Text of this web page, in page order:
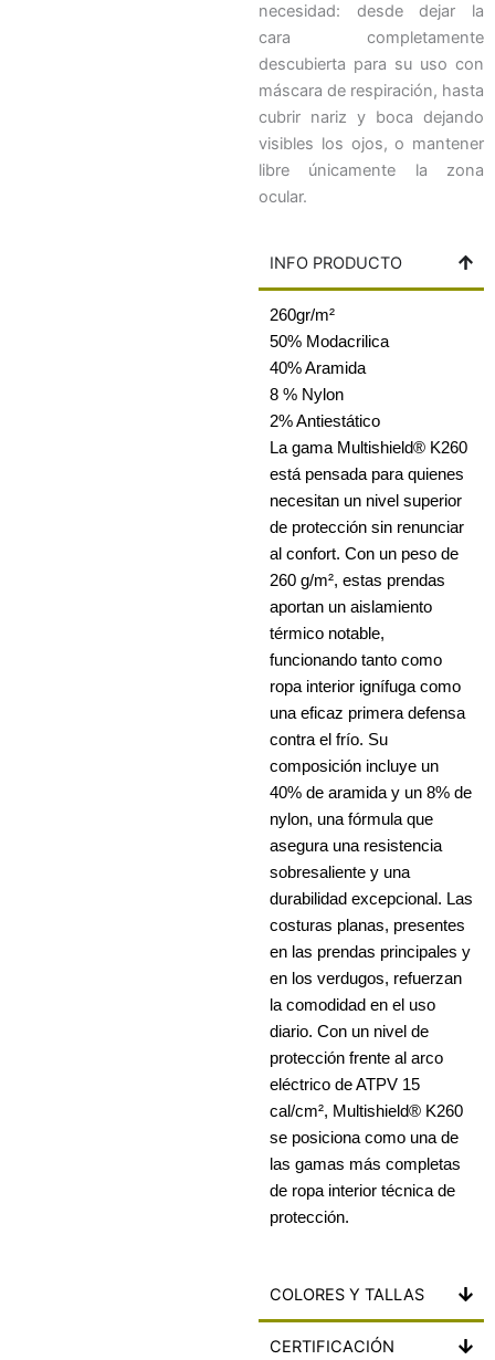
necesidad: desde dejar la
cara completamente
descubierta para su uso con
máscara de respiración, hasta
cubrir nariz y boca dejando
visibles los ojos, o mantener
libre únicamente la zona
ocular.
INFO PRODUCTO
260gr/m²
50% Modacrilica
40% Aramida
8 % Nylon
2% Antiestático
La gama Multishield® K260
está pensada para quienes
necesitan un nivel superior
de protección sin renunciar
al confort. Con un peso de
260 g/m², estas prendas
aportan un aislamiento
térmico notable,
funcionando tanto como
ropa interior ignífuga como
una eficaz primera defensa
contra el frío. Su
composición incluye un
40% de aramida y un 8% de
nylon, una fórmula que
asegura una resistencia
sobresaliente y una
durabilidad excepcional. Las
costuras planas, presentes
en las prendas principales y
en los verdugos, refuerzan
la comodidad en el uso
diario. Con un nivel de
protección frente al arco
eléctrico de ATPV 15
cal/cm², Multishield® K260
se posiciona como una de
las gamas más completas
de ropa interior técnica de
protección.
COLORES Y TALLAS
CERTIFICACIÓN